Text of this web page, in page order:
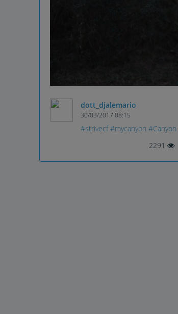
dott_djalemario
30/03/2017 08:15
#strivecf #mycanyon #Canyon
2291